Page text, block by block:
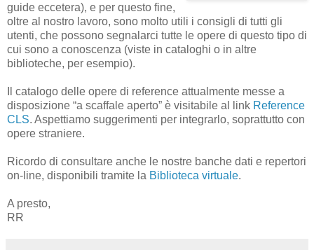
guide eccetera), e per questo fine,
oltre al nostro lavoro, sono molto utili i consigli di tutti gli
utenti, che possono segnalarci tutte le opere di questo tipo di
cui sono a conoscenza (viste in cataloghi o in altre
biblioteche, per esempio).
Il catalogo delle opere di reference attualmente messe a
disposizione “a scaffale aperto” è visitabile al link Reference
CLS. Aspettiamo suggerimenti per integrarlo, soprattutto con
opere straniere.
Ricordo di consultare anche le nostre banche dati e repertori
on-line, disponibili tramite la Biblioteca virtuale.
A presto,
RR